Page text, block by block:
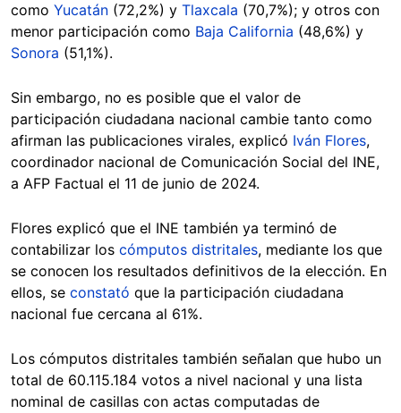
como Yucatán (72,2%) y Tlaxcala (70,7%); y otros con
menor participación como Baja California (48,6%) y
Sonora (51,1%).
Sin embargo, no es posible que el valor de
participación ciudadana nacional cambie tanto como
afirman las publicaciones virales, explicó Iván Flores,
coordinador nacional de Comunicación Social del INE,
a AFP Factual el 11 de junio de 2024.
Flores explicó que el INE también ya terminó de
contabilizar los cómputos distritales, mediante los que
se conocen los resultados definitivos de la elección. En
ellos, se constató que la participación ciudadana
nacional fue cercana al 61%.
Los cómputos distritales también señalan que hubo un
total de 60.115.184 votos a nivel nacional y una lista
nominal de casillas con actas computadas de